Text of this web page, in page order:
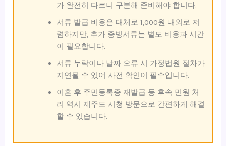
가 완전히 다르니 구분해 준비해야 합니다.
서류 발급 비용은 대체로 1,000원 내외로 저
렴하지만, 추가 증빙서류는 별도 비용과 시간
이 필요합니다.
서류 누락이나 날짜 오류 시 가정법원 절차가
지연될 수 있어 사전 확인이 필수입니다.
이혼 후 주민등록증 재발급 등 후속 민원 처
리 역시 제주도 시청 방문으로 간편하게 해결
할 수 있습니다.